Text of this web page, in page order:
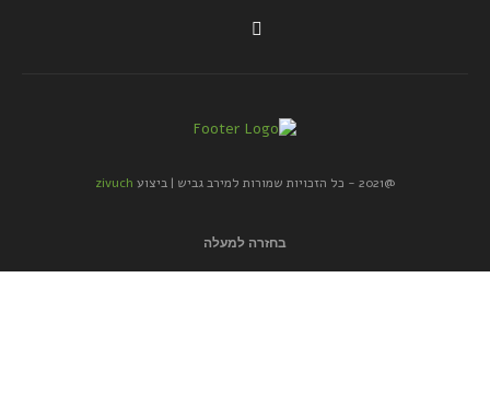
@2021 - כל הזכויות שמורות למירב גביש | ביצוע zivuch
בחזרה למעלה